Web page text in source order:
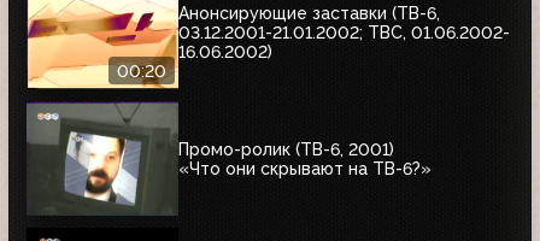
00:20
Анонсирующие заставки (ТВ-6,
03.12.2001-21.01.2002; ТВС, 01.06.2002-
16.06.2002)
Промо-ролик (ТВ-6, 2001)
«Что они скрывают на ТВ-6?»